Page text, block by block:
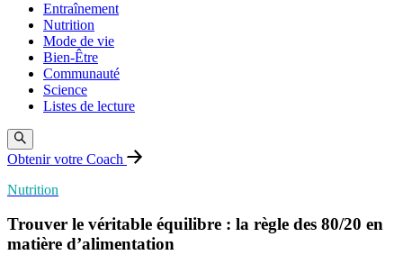
Entraînement
Nutrition
Mode de vie
Bien-Être
Communauté
Science
Listes de lecture
Obtenir votre Coach
Nutrition
Trouver le véritable équilibre : la règle des 80/20 en
matière d’alimentation